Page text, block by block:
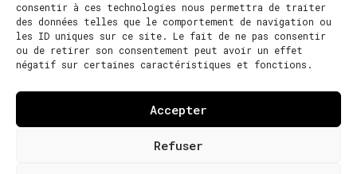
consentir à ces technologies nous permettra de traiter
des données telles que le comportement de navigation ou
les ID uniques sur ce site. Le fait de ne pas consentir
ou de retirer son consentement peut avoir un effet
négatif sur certaines caractéristiques et fonctions.
Accepter
Refuser
Photos : Nathalie Sauvegrain Aka Natydred / Hair : Jerome Cultrera
Mika’Ela Fisher & Arandel